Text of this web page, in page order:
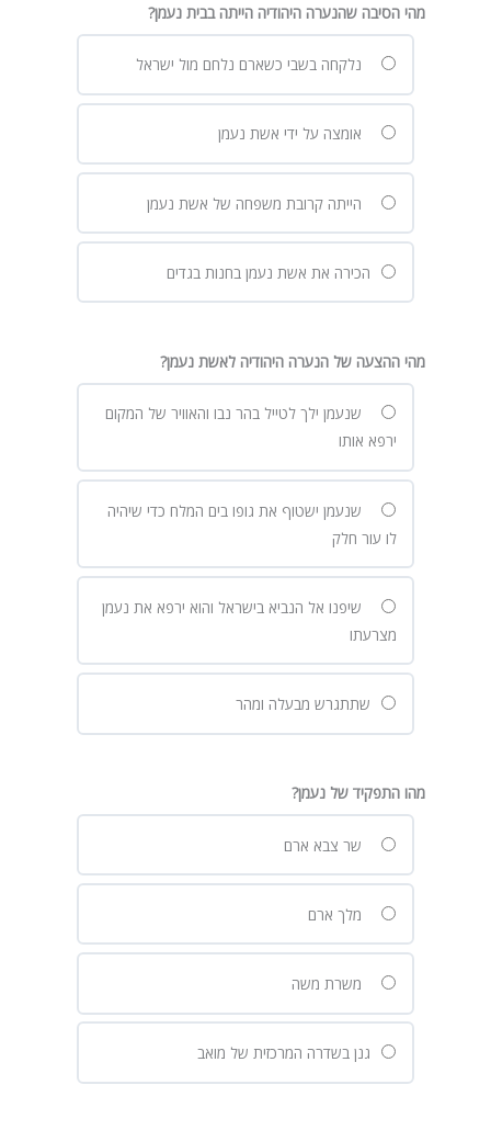
מהי הסיבה שהנערה היהודיה הייתה בבית נעמן?
נלקחה בשבי כשארם נלחם מול ישראל
אומצה על ידי אשת נעמן
הייתה קרובת משפחה של אשת נעמן
הכירה את אשת נעמן בחנות בגדים
מהי ההצעה של הנערה היהודיה לאשת נעמן?
שנעמן ילך לטייל בהר נבו והאוויר של המקום
ירפא אותו
שנעמן ישטוף את גופו בים המלח כדי שיהיה
לו עור חלק
שיפנו אל הנביא בישראל והוא ירפא את נעמן
מצרעתו
שתתגרש מבעלה ומהר
מהו התפקיד של נעמן?
שר צבא ארם
מלך ארם
משרת משה
גנן בשדרה המרכזית של מואב